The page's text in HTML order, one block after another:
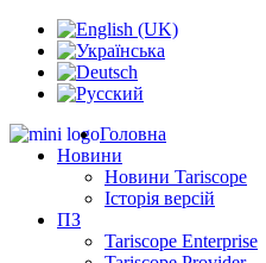
Головна
Новини
Новини Tariscope
Історія версій
ПЗ
Tariscope Enterprise